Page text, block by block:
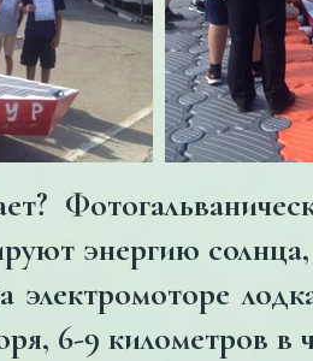
энергию
электромоторе
6-9 километров в